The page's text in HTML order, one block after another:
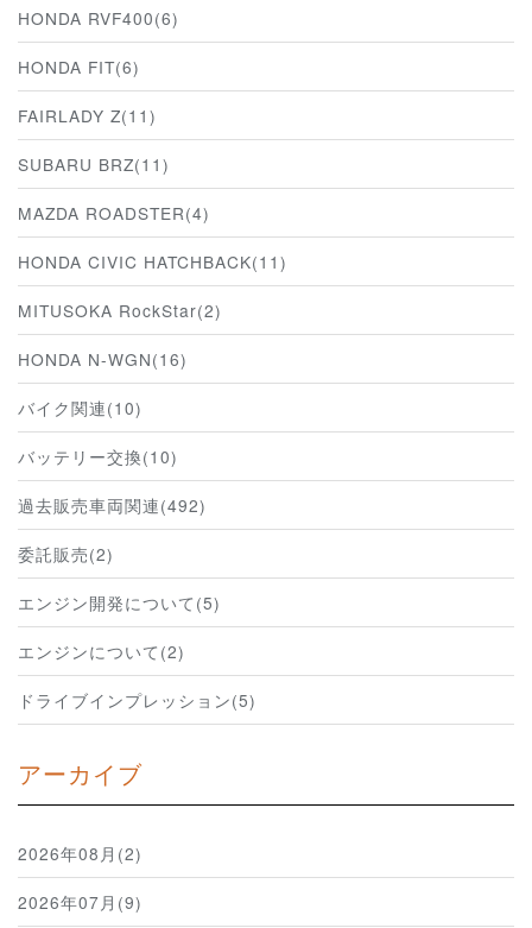
HONDA RVF400(6)
HONDA FIT(6)
FAIRLADY Z(11)
SUBARU BRZ(11)
MAZDA ROADSTER(4)
HONDA CIVIC HATCHBACK(11)
MITUSOKA RockStar(2)
HONDA N-WGN(16)
バイク関連(10)
バッテリー交換(10)
過去販売車両関連(492)
委託販売(2)
エンジン開発について(5)
エンジンについて(2)
ドライブインプレッション(5)
アーカイブ
2026年08月(2)
2026年07月(9)